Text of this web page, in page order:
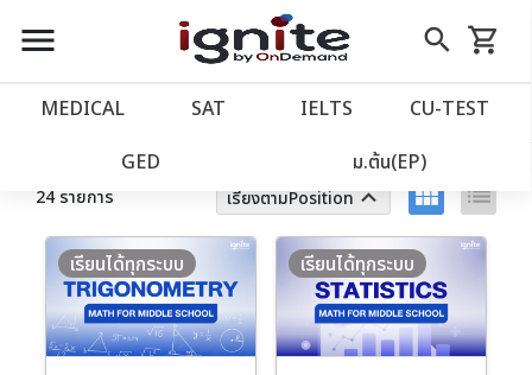
close
account_balance หน้าแรก
เว็บไซต์อิกไนท์
local_offer โปรโมชั่น
วางแผนการเรียน
menu search
Skip
to
shopping_cart
รถเข็น
MEDICAL SAT IELTS CU‑TEST
GED ม.ต้น(EP)
ตัวกรอง ล้างทั้งหมด
24 รายการ เรียงตามPositionkeyboard_arrow_up view_module list
เรียนได้ทุกระบบ เรียนได้ทุกระบบ